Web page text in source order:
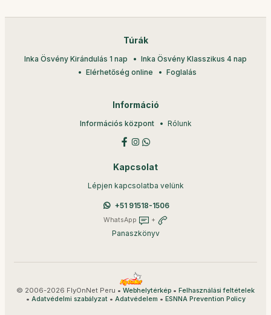
Túrák
Inka Ösvény Kirándulás 1 nap
Inka Ösvény Klasszikus 4 nap
Elérhetőség online
Foglalás
Információ
Információs központ Rólunk
Kapcsolat
Lépjen kapcsolatba velünk
+51 91518-1506
WhatsApp +
Panaszkönyv
© 2006-2026 FlyOnNet Peru • Webhelytérkép • Felhasználási feltételek
• Adatvédelmi szabályzat• Adatvédelem • ESNNA Prevention Policy